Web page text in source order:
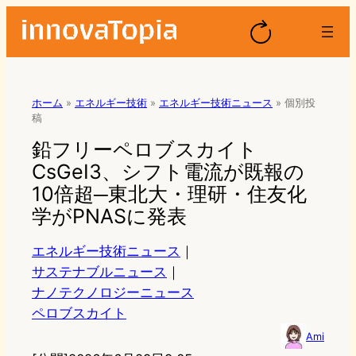
ホーム » エネルギー技術 » エネルギー技術ニュース » 個別投
稿
鉛フリーペロブスカイト
CsGeI3、シフト電流が既報の
10倍超─東北大・理研・住友化
学がPNASに発表
エネルギー技術ニュース ｜
サステナブルニュース ｜
ナノテクノロジーニュース
ペロブスカイト
Ami